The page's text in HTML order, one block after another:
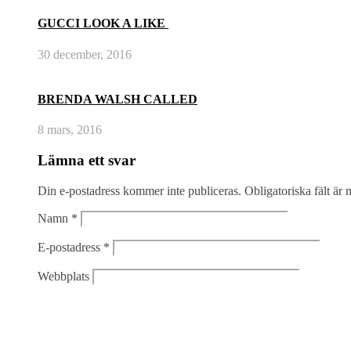
GUCCI LOOK A LIKE
30 december, 2016
BRENDA WALSH CALLED
8 mars, 2016
Lämna ett svar
Din e-postadress kommer inte publiceras. Obligatoriska fält är
Namn *
E-postadress *
Webbplats